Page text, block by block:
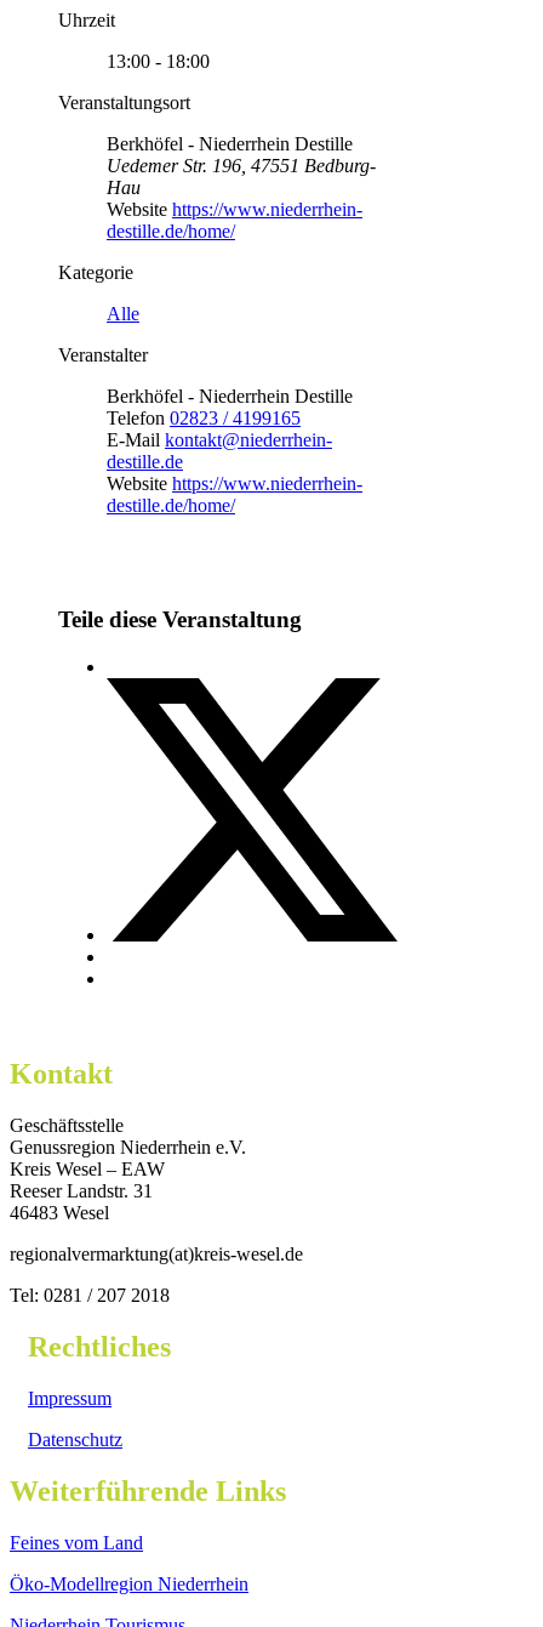
Uhrzeit
13:00 - 18:00
Veranstaltungsort
Berkhöfel - Niederrhein Destille
Uedemer Str. 196, 47551 Bedburg-
Hau
Website https://www.niederrhein-
destille.de/home/
Kategorie
Alle
Veranstalter
Berkhöfel - Niederrhein Destille
Telefon 02823 / 4199165
E-Mail kontakt@niederrhein-
destille.de
Website https://www.niederrhein-
destille.de/home/
Teile diese Veranstaltung
Kontakt
Geschäftsstelle
Genussregion Niederrhein e.V.
Kreis Wesel – EAW
Reeser Landstr. 31
46483 Wesel
regionalvermarktung(at)kreis-wesel.de
Tel: 0281 / 207 2018
Rechtliches
Impressum
Datenschutz
Weiterführende Links
Feines vom Land
Öko-Modellregion Niederrhein